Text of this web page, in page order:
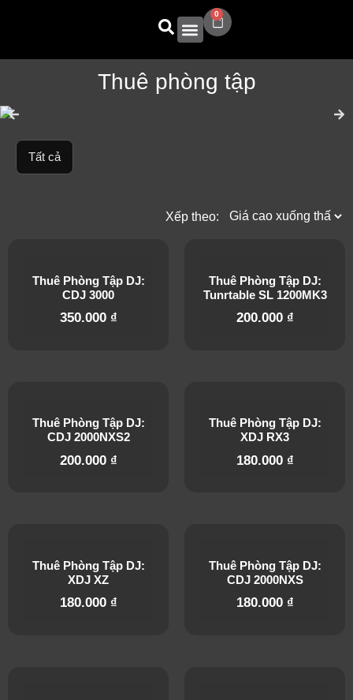
0
Thuê phòng tập
Tất cả
Xếp theo:
Thuê Phòng Tập DJ:
CDJ 3000
350.000 ₫
Thuê Phòng Tập DJ:
Tunrtable SL 1200MK3
200.000 ₫
Thuê Phòng Tập DJ:
CDJ 2000NXS2
200.000 ₫
Thuê Phòng Tập DJ:
XDJ RX3
180.000 ₫
Thuê Phòng Tập DJ:
XDJ XZ
180.000 ₫
Thuê Phòng Tập DJ:
CDJ 2000NXS
180.000 ₫